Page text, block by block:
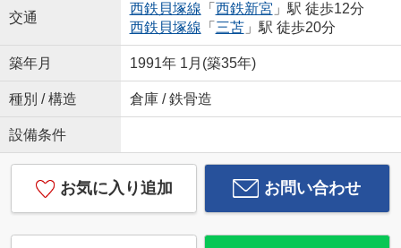
交通
西鉄貝塚線 「 西鉄新宮 」駅 徒歩12分
西鉄貝塚線 「 三苫」駅 徒歩20分
築年月 1991年 1月(築35年)
種別 / 構造 倉庫 / 鉄骨造
設備条件
お気に入り追加 お問い合わせ